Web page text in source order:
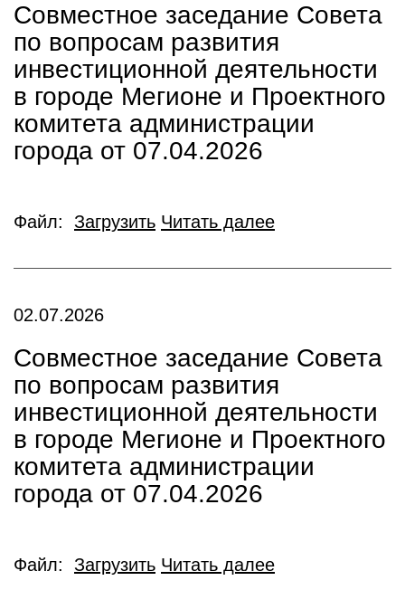
Совместное заседание Совета
по вопросам развития
инвестиционной деятельности
в городе Мегионе и Проектного
комитета администрации
города от 07.04.2026
Файл: Загрузить Читать далее
02.07.2026
Совместное заседание Совета
по вопросам развития
инвестиционной деятельности
в городе Мегионе и Проектного
комитета администрации
города от 07.04.2026
Файл: Загрузить Читать далее